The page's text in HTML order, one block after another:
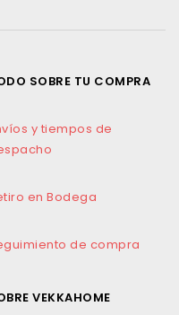
SOBRE TU COMPRA
y tiempos de
en Bodega
de compra
VEKKAHOME